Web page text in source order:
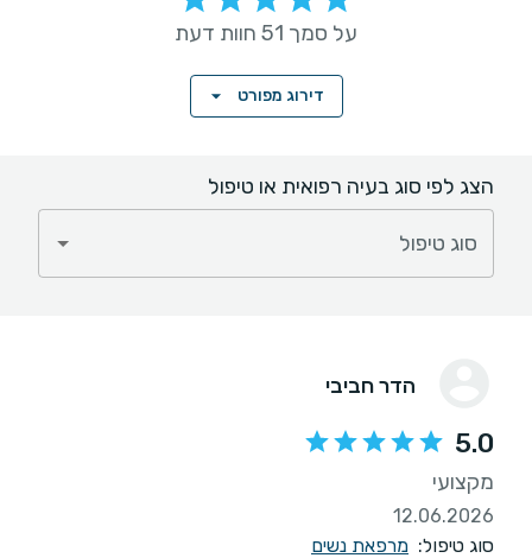
על סמך 51 חוות דעת
דירוג מפורט
הצג לפי סוג בעיה רפואית או טיפול
סוג טיפול
הדר חביבי
5.0
מקצועי
12.06.2026
סוג טיפול: מרפאת נשים